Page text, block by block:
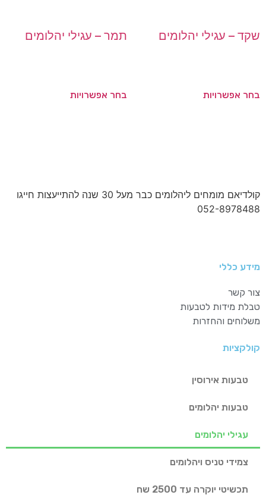
שקד – עגילי יהלומים
בחר אפשרויות
תמר – עגילי יהלומים
בחר אפשרויות
קולדיאם מומחים ליהלומים כבר מעל 30 שנה להתייעצות חייגו
052-8978488
מידע כללי
צור קשר
טבלת מידות לטבעות
משלוחים והחזרות
קולקציות
טבעות אירוסין
טבעות יהלומים
עגילי יהלומים
צמידי טניס ויהלומים
תכשיטי יוקרה עד 2500 שח